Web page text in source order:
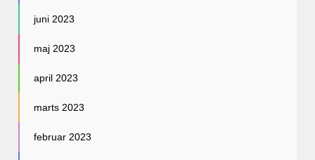
juni 2023
maj 2023
april 2023
marts 2023
februar 2023